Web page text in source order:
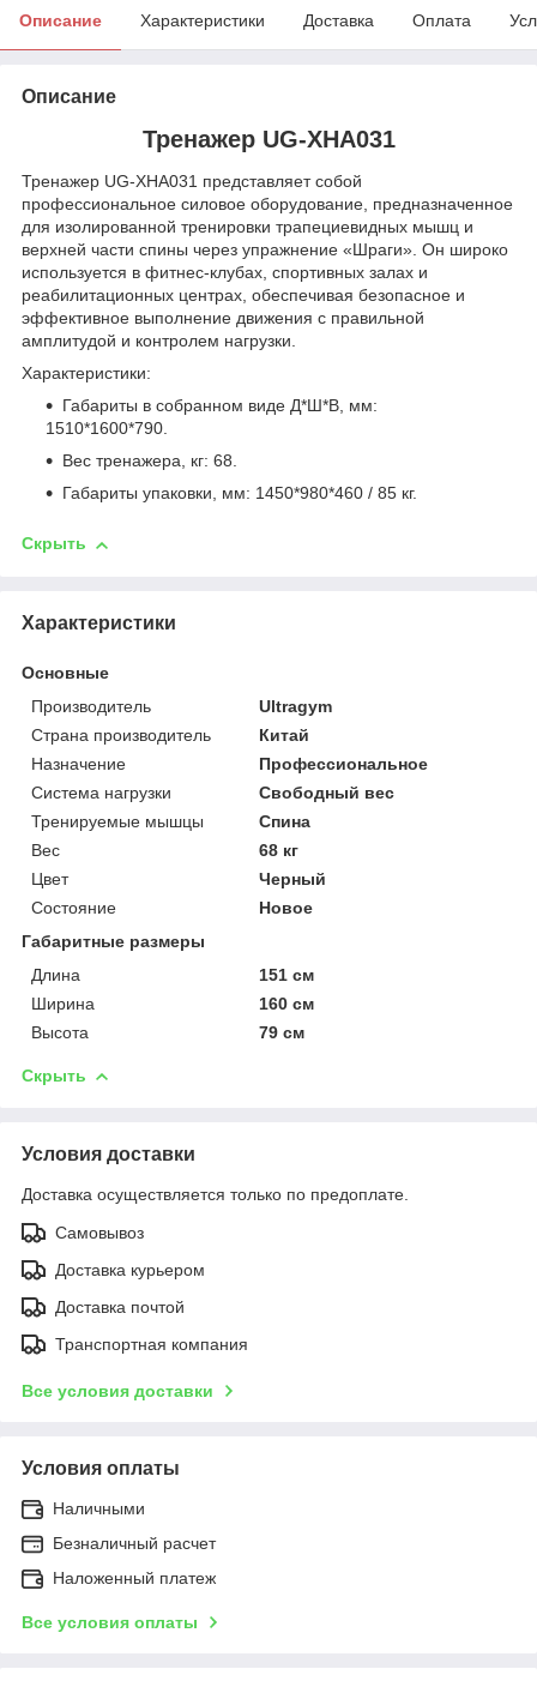
Описание Характеристики Доставка Оплата
Описание
Тренажер UG-XHA031
Тренажер UG-XHA031 представляет собой
профессиональное силовое оборудование, предназначенное
для изолированной тренировки трапециевидных мышц и
верхней части спины через упражнение «Шраги». Он широко
используется в фитнес-клубах, спортивных залах и
реабилитационных центрах, обеспечивая безопасное и
эффективное выполнение движения с правильной
амплитудой и контролем нагрузки.
Характеристики:
Габариты в собранном виде Д*Ш*В, мм:
1510*1600*790.
Вес тренажера, кг: 68.
Габариты упаковки, мм: 1450*980*460 / 85 кг.
Скрыть
Характеристики
Основные
Производитель
Ultragym
Страна производитель
Китай
Назначение
Профессиональное
Система нагрузки
Свободный вес
Тренируемые мышцы
Спина
Вес
68 кг
Цвет
Черный
Состояние
Новое
Габаритные размеры
Длина
151 см
Ширина
160 см
Высота
79 см
Скрыть
Условия доставки
Доставка осуществляется только по предоплате.
Самовывоз
Доставка курьером
Доставка почтой
Транспортная компания
Все условия доставки
Условия оплаты
Наличными
Безналичный расчет
Наложенный платеж
Все условия оплаты